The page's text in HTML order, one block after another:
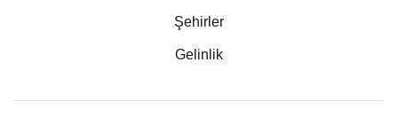
Şehirler
Gelinlik